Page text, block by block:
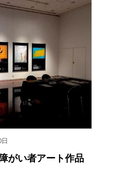
がい者アート作品